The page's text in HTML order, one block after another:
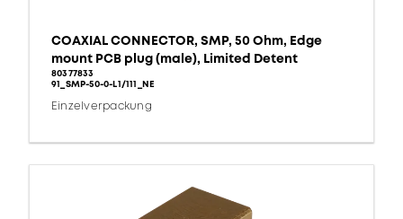
COAXIAL CONNECTOR, SMP, 50 Ohm, Edge
mount PCB plug (male), Limited Detent
80377833
91_SMP-50-0-L1/111_NE
Einzelverpackung